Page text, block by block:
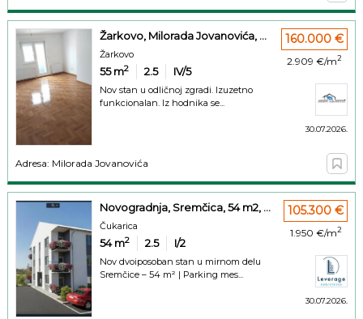
Žarkovo, Milorada Jovanovića, ...
Žarkovo
55m2 2.5 IV/5
Nov stan u odličnoj zgradi. Izuzetno
funkcionalan. Iz hodnika se...
160.000 €
2.909 €/m2
30.07.2026.
Adresa: Milorada Jovanovića
Novogradnja, Sremčica, 54 m2, ...
Čukarica
54m2 2.5 I/2
Nov dvoiposoban stan u mirnom delu
Sremčice – 54 m² | Parking mes...
105.300 €
1.950 €/m2
30.07.2026.